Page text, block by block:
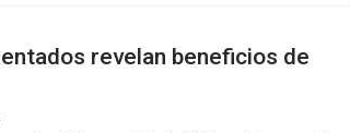
revelan beneficios de